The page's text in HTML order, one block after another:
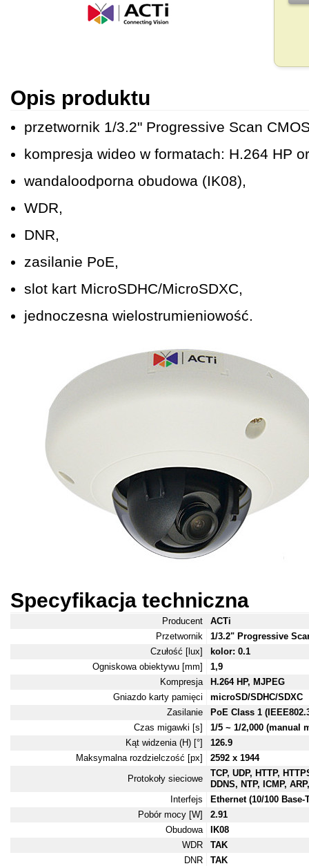
Opis produktu
przetwornik 1/3.2" Progressive Scan
kompresja wideo w formatach: H.264 HP
wandaloodporna obudowa (IK08),
WDR,
DNR,
zasilanie PoE,
slot kart MicroSDHC/MicroSDXC,
jednoczesna wielostrumieniowość.
Specyfikacja techniczna
Producent
ACTi
Przetwornik
1/3.2" Progressive
Czułość [lux]
kolor: 0.1
Ogniskowa obiektywu [mm]
1,9
Kompresja
H.264 HP, MJPEG
Gniazdo karty pamięci
microSD/SDHC/SDXC
Zasilanie
PoE Class 1
Czas migawki [s]
1/5 ~ 1/2,000 (manual
Kąt widzenia (H) [°]
126.9
Maksymalna rozdzielczość [px]
2592 x 1944
Protokoły sieciowe
TCP, UDP, HTTP,
DDNS, NTP, ICMP,
Interfejs
Ethernet (10/100
Pobór mocy [W]
2.91
Obudowa
IK08
WDR
TAK
DNR
TAK